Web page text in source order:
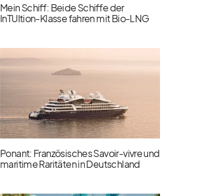
Mein Schiff: Beide Schiffe der
InTUItion-Klasse fahren mit Bio-LNG
Ponant: Französisches Savoir-vivre und
maritime Raritäten in Deutschland